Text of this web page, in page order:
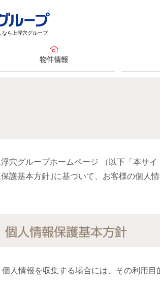
なら上浮穴グループ
物件情報
浮穴グループホームページ （以下「本サ
護基本方針｣に基づいて、お客様の個人
個人情報保護基本方針
個人情報を収集する場合には、その利用目